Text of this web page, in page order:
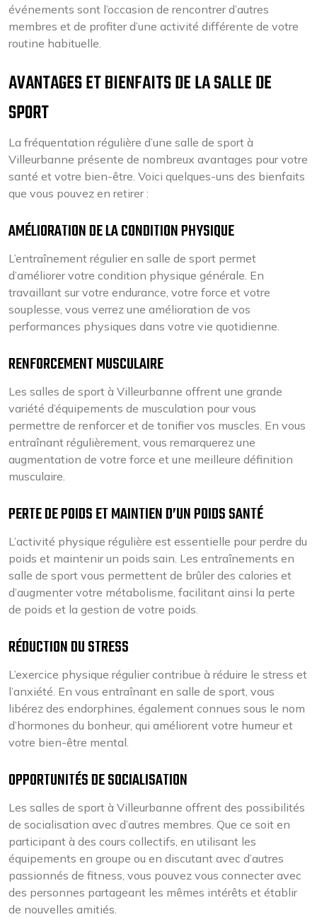
événements sont l’occasion de rencontrer d’autres
membres et de profiter d’une activité différente de votre
routine habituelle.
AVANTAGES ET BIENFAITS DE LA SALLE DE
SPORT
La fréquentation régulière d’une salle de sport à
Villeurbanne présente de nombreux avantages pour votre
santé et votre bien-être. Voici quelques-uns des bienfaits
que vous pouvez en retirer :
AMÉLIORATION DE LA CONDITION PHYSIQUE
L’entraînement régulier en salle de sport permet
d’améliorer votre condition physique générale. En
travaillant sur votre endurance, votre force et votre
souplesse, vous verrez une amélioration de vos
performances physiques dans votre vie quotidienne.
RENFORCEMENT MUSCULAIRE
Les salles de sport à Villeurbanne offrent une grande
variété d’équipements de musculation pour vous
permettre de renforcer et de tonifier vos muscles. En vous
entraînant régulièrement, vous remarquerez une
augmentation de votre force et une meilleure définition
musculaire.
PERTE DE POIDS ET MAINTIEN D’UN POIDS SANTÉ
L’activité physique régulière est essentielle pour perdre du
poids et maintenir un poids sain. Les entraînements en
salle de sport vous permettent de brûler des calories et
d’augmenter votre métabolisme, facilitant ainsi la perte
de poids et la gestion de votre poids.
RÉDUCTION DU STRESS
L’exercice physique régulier contribue à réduire le stress et
l’anxiété. En vous entraînant en salle de sport, vous
libérez des endorphines, également connues sous le nom
d’hormones du bonheur, qui améliorent votre humeur et
votre bien-être mental.
OPPORTUNITÉS DE SOCIALISATION
Les salles de sport à Villeurbanne offrent des possibilités
de socialisation avec d’autres membres. Que ce soit en
participant à des cours collectifs, en utilisant les
équipements en groupe ou en discutant avec d’autres
passionnés de fitness, vous pouvez vous connecter avec
des personnes partageant les mêmes intérêts et établir
de nouvelles amitiés.